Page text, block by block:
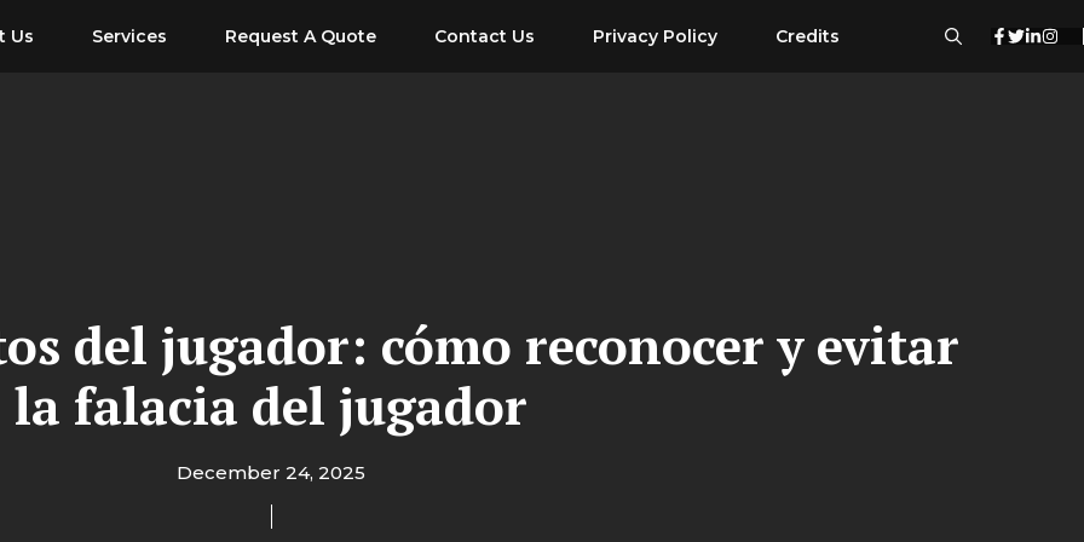
Us Services Request A Quote Contact Us Privacy Policy Credits
del jugador: cómo reconocer y evitar
la falacia del jugador
December 24, 2025